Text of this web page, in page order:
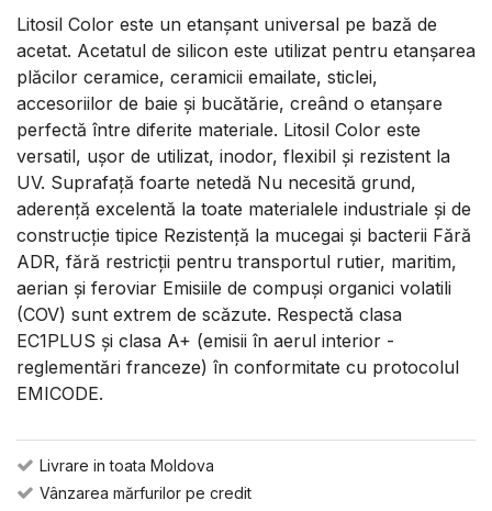
Litosil Color este un etanșant universal pe bază de
acetat. Acetatul de silicon este utilizat pentru etanșarea
plăcilor ceramice, ceramicii emailate, sticlei,
accesoriilor de baie și bucătărie, creând o etanșare
perfectă între diferite materiale. Litosil Color este
versatil, ușor de utilizat, inodor, flexibil și rezistent la
UV. Suprafață foarte netedă Nu necesită grund,
aderență excelentă la toate materialele industriale și de
construcție tipice Rezistență la mucegai și bacterii Fără
ADR, fără restricții pentru transportul rutier, maritim,
aerian și feroviar Emisiile de compuși organici volatili
(COV) sunt extrem de scăzute. Respectă clasa
EC1PLUS și clasa A+ (emisii în aerul interior -
reglementări franceze) în conformitate cu protocolul
EMICODE.
Livrare in toata Moldova
Vânzarea mărfurilor pe credit